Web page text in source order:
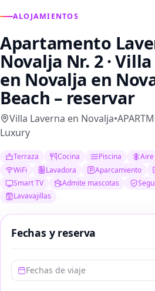
ALOJAMIENTOS
Apartamento
Novalja Nr. 2 ·
en Novalja en
Beach – reservar
Villa Laverna en Novalja•
Luxury
Terraza Cocina Piscina
WiFi
Lavadora Aparcamiento
Smart TV
Admite mascotas
Lavavajillas
Fechas y reserva
Fechas de viaje